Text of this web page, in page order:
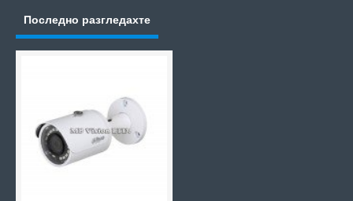
Последно разгледахте